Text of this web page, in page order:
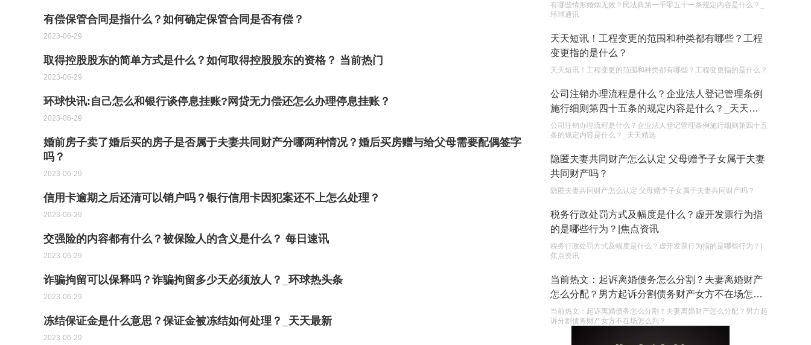
有偿保管合同是指什么？如何确定保管合同是否有偿？
2023-06-29
取得控股股东的简单方式是什么？如何取得控股股东的资格？ 当前热门
2023-06-29
环球快讯:自己怎么和银行谈停息挂账?网贷无力偿还怎么办理停息挂账？
2023-06-29
婚前房子卖了婚后买的房子是否属于夫妻共同财产分哪两种情况？婚后买房赠与给父母需要配偶签字
吗？
2023-06-29
信用卡逾期之后还清可以销户吗？银行信用卡因犯案还不上怎么处理？
2023-06-29
交强险的内容都有什么？被保险人的含义是什么？ 每日速讯
2023-06-29
诈骗拘留可以保释吗？诈骗拘留多少天必须放人？_环球热头条
2023-06-29
冻结保证金是什么意思？保证金被冻结如何处理？_天天最新
2023-06-29
有哪些情形婚姻无效？民法典第一千零五十一条规定内容是什么？_
环球通讯
天天短讯！工程变更的范围和种类都有哪些？工程
变更指的是什么？
天天短讯！工程变更的范围和种类都有哪些？工程变更指的是什么？
公司注销办理流程是什么？企业法人登记管理条例
施行细则第四十五条的规定内容是什么？_天天精
选
公司注销办理流程是什么？企业法人登记管理条例施行细则第四十五
条的规定内容是什么？_天天精选
隐匿夫妻共同财产怎么认定 父母赠予子女属于夫妻
共同财产吗？
隐匿夫妻共同财产怎么认定 父母赠予子女属于夫妻共同财产吗？
税务行政处罚方式及幅度是什么？虚开发票行为指
的是哪些行为？|焦点资讯
税务行政处罚方式及幅度是什么？虚开发票行为指的是哪些行为？|
焦点资讯
当前热文：起诉离婚债务怎么分割？夫妻离婚财产
怎么分配？男方起诉分割债务财产女方不在场怎么
判？
当前热文：起诉离婚债务怎么分割？夫妻离婚财产怎么分配？男方起
诉分割债务财产女方不在场怎么判？